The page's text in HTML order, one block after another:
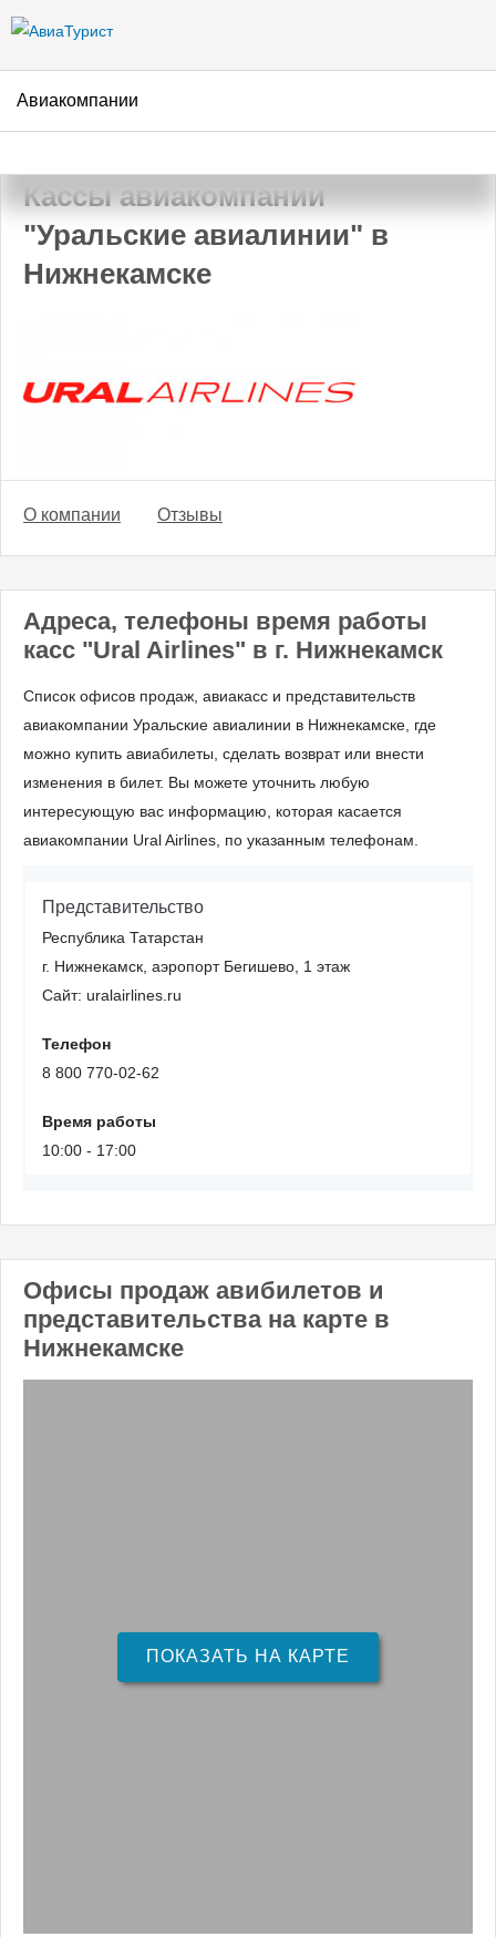
Авиакомпании
Кассы авиакомпании
"Уральские авиалинии" в
Нижнекамске
О компании Отзывы
Адреса, телефоны время работы
касс "Ural Airlines" в г. Нижнекамск
Список офисов продаж, авиакасс и представительств
авиакомпании Уральские авиалинии в Нижнекамске, где
можно купить авиабилеты, сделать возврат или внести
изменения в билет. Вы можете уточнить любую
интересующую вас информацию, которая касается
авиакомпании Ural Airlines, по указанным телефонам.
Представительство
Республика Татарстан
г. Нижнекамск, аэропорт Бегишево, 1 этаж
Сайт: uralairlines.ru
Телефон
8 800 770-02-62
Время работы
10:00 - 17:00
Офисы продаж авибилетов и
представительства на карте в
Нижнекамске
ПОКАЗАТЬ НА КАРТЕ